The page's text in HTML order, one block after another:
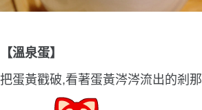
【溫泉蛋】
把蛋黃戳破,看著蛋黃涔涔流出的剎那